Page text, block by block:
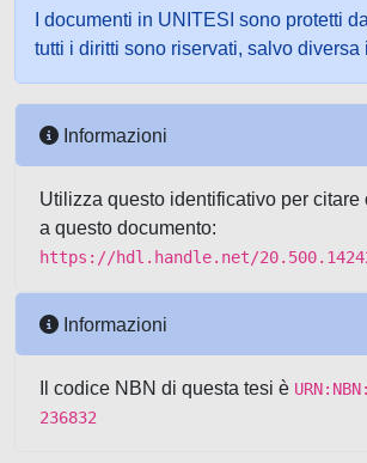
I documenti in UNITESI sono protetti
tutti i diritti sono riservati, salvo diversa
Informazioni
Utilizza questo identificativo per citare
a questo documento:
https://hdl.handle.net/
Informazioni
Il codice NBN di questa tesi è
236832